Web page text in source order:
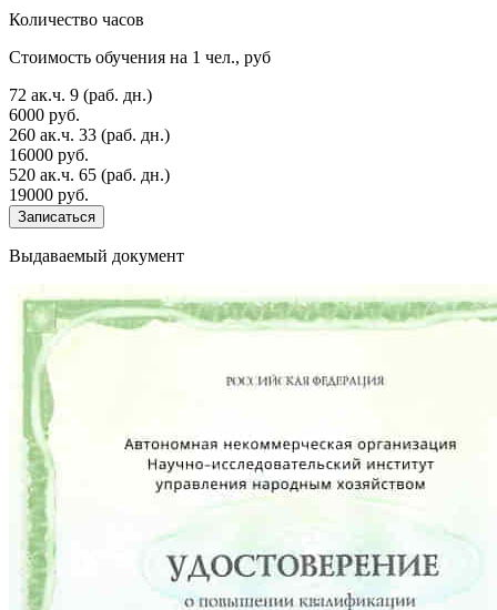
Количество часов
Стоимость обучения на 1 чел., руб
72 ак.ч. 9 (раб. дн.)
6000 руб.
260 ак.ч. 33 (раб. дн.)
16000 руб.
520 ак.ч. 65 (раб. дн.)
19000 руб.
Записаться
Выдаваемый документ